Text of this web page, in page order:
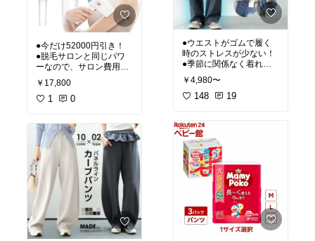
●今だけ52000円引き！
●脱毛サロンと同じパワ
ーなので、サロン費用を
●美肌モード投資！
●いろんな部位に使用で
￥17,800
1 0
●ウエストがゴムで履く
時のストレスが少ない！
●季節に関係なく着れて
この値段はコスパ高い！
￥4,980〜
148 19